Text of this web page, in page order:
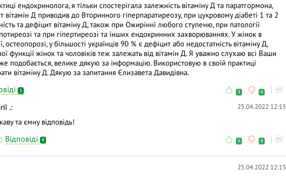
ендокринолога, я тільки спостерігала залежність вітаміну Д та паратгормона,
вітамін Д приводив до Вторинного гіперпаратиреозу, при цукровому діабеті 1 та 2
та дефіцит вітаміну Д, також при Ожиріннї любого ступеню, при патології
та при гіпертиреозі та інших ендокринних захворюваннях. У жінок в
остеопорозі, у більшості українців 90 % є дефіцит або недостатність вітаміну Д,
функції жінок та чоловіків теж залежать від вітамін Д. Я уважно слухаю всі Ваши
подобається, велике дякую за інформацію. Використовую в своїй практиці
вітаміну Д. Дякую за запитання Єлизавета Давидівна.
1 3 0
. 25.04.2022 12:15
та ємну відповідь!
Відповіді 0 0 0
25.04.2022 12:15